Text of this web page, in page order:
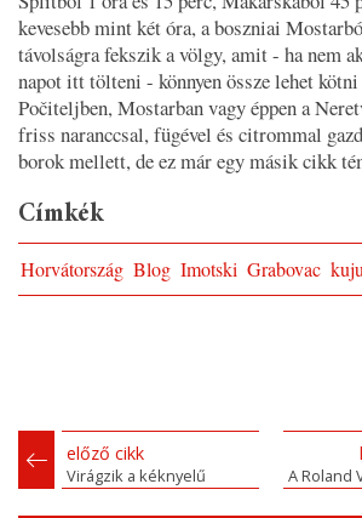
kevesebb mint két óra, a boszniai
távolságra fekszik a völgy, amit - ha nem
napot itt tölteni - könnyen össze lehet
Počiteljben, Mostarban vagy éppen a
friss naranccsal, fügével és citrommal
borok mellett, de ez már egy másik cikk
Címkék
Horvátország Blog Imotski Grabovac
előző cikk
Virágzik a kéknyelű